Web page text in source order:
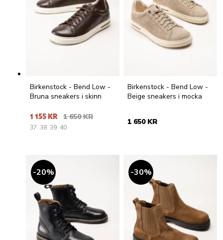
Birkenstock - Bend Low -
Bruna sneakers i skinn
1 155 KR 1 650 KR
37 38 39 40
Birkenstock - Bend Low -
Beige sneakers i mocka
1 650 KR
20% 30%